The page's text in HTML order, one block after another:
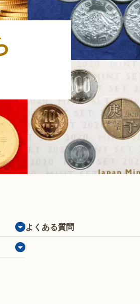
よくある質問